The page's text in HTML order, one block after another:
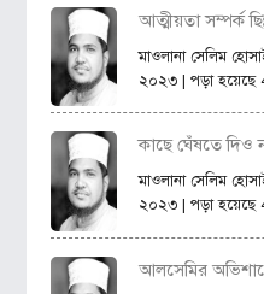
আত্মীয়তা সম্পর্ক
মাওলানা সেলিম
২০২৩ | পড়া হয়েছে
কাছে ঘেঁষতে দিও
মাওলানা সেলিম
২০২৩ | পড়া হয়েছে
আলসেমির